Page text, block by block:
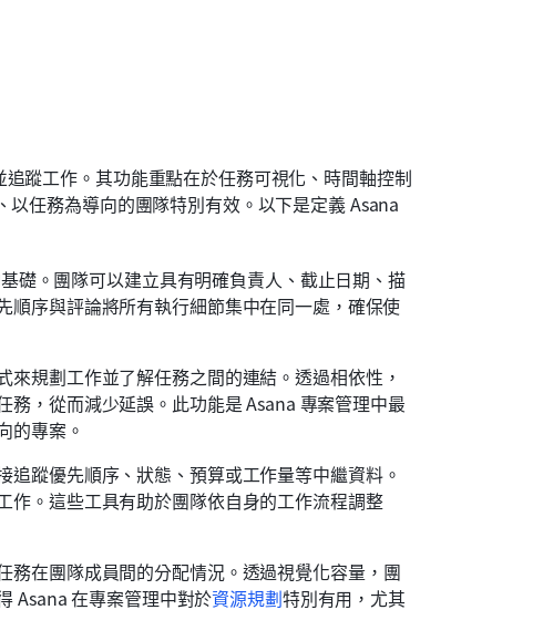
蹤工作。其功能重點在於任務可視化、時間軸控制
任務為導向的團隊特別有效。以下是定義 Asana
礎。團隊可以建立具有明確負責人、截止日期、描
序與評論將所有執行細節集中在同一處，確保使
來規劃工作並了解任務之間的連結。透過相依性，
，從而減少延誤。此功能是 Asana 專案管理中最
的專案。
追蹤優先順序、狀態、預算或工作量等中繼資料。
作。這些工具有助於團隊依自身的工作流程調整
務在團隊成員間的分配情況。透過視覺化容量，團
Asana 在專案管理中對於資源規劃特別有用，尤其